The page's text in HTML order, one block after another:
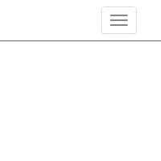
Toggle